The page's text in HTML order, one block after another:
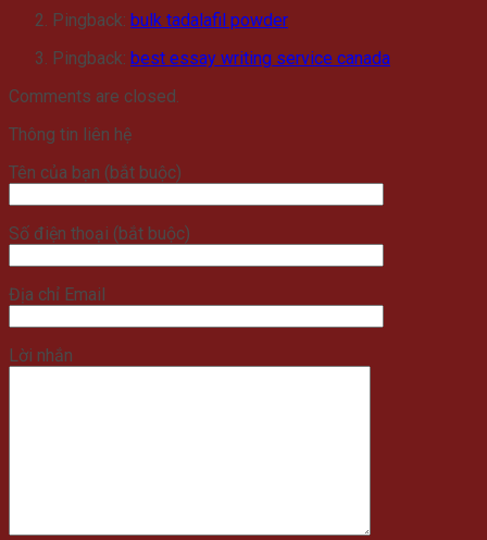
Pingback: bulk tadalafil powder
Pingback: best essay writing service canada
Comments are closed.
Thông tin liên hệ
Tên của bạn (bắt buộc)
Số điện thoại (bắt buộc)
Địa chỉ Email
Lời nhắn